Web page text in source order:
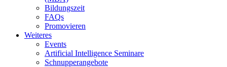
Bildungszeit
FAQs
Promovieren
Weiteres
Events
Artificial Intelligence Seminare
Schnupperangebote